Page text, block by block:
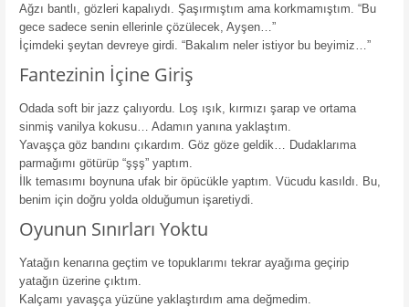
Ağzı bantlı, gözleri kapalıydı. Şaşırmıştım ama korkmamıştım. “Bu
gece sadece senin ellerinle çözülecek, Ayşen…”
İçimdeki şeytan devreye girdi. “Bakalım neler istiyor bu beyimiz…”
Fantezinin İçine Giriş
Odada soft bir jazz çalıyordu. Loş ışık, kırmızı şarap ve ortama
sinmiş vanilya kokusu… Adamın yanına yaklaştım.
Yavaşça göz bandını çıkardım. Göz göze geldik… Dudaklarıma
parmağımı götürüp “şşş” yaptım.
İlk temasımı boynuna ufak bir öpücükle yaptım. Vücudu kasıldı. Bu,
benim için doğru yolda olduğumun işaretiydi.
Oyunun Sınırları Yoktu
Yatağın kenarına geçtim ve topuklarımı tekrar ayağıma geçirip
yatağın üzerine çıktım.
Kalçamı yavaşça yüzüne yaklaştırdım ama değmedim.